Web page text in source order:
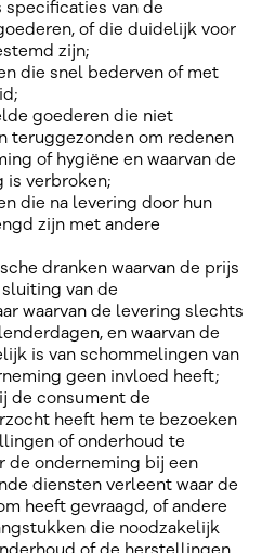
specificaties van de
of die duidelijk voor
zijn;
die snel bederven of met
goederen die niet
teruggezonden om redenen
of hygiëne en waarvan de
is verbroken;
die na levering door hun
zijn met andere
dranken waarvan de prijs
van de
waarvan de levering slechts
en waarvan de
is van schommelingen van
geen invloed heeft;
de consument de
heeft hem te bezoeken
of onderhoud te
de onderneming bij een
diensten verleent waar de
heeft gevraagd, of andere
die noodzakelijk